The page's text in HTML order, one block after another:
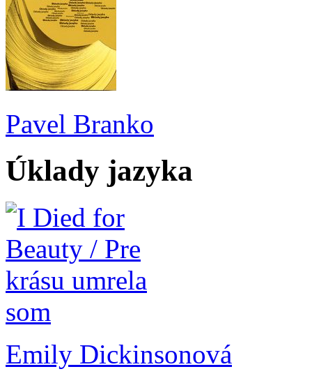
Pavel Branko
Úklady jazyka
Emily Dickinsonová